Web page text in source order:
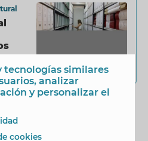
tecnologías similares
analizar
y personalizar el
cookies